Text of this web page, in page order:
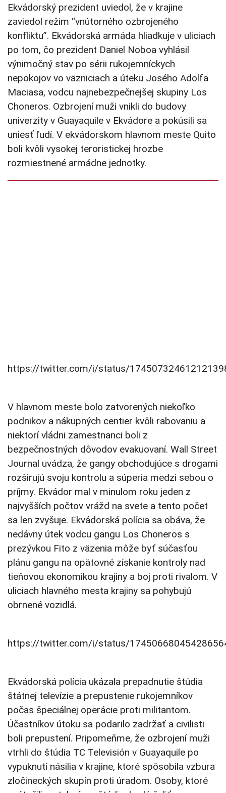
Ekvádorský prezident uviedol, že v krajine
zaviedol režim “vnútorného ozbrojeného
konfliktu”. Ekvádorská armáda hliadkuje v uliciach
po tom, čo prezident Daniel Noboa vyhlásil
výnimočný stav po sérii rukojemníckych
nepokojov vo väzniciach a úteku Josého Adolfa
Maciasa, vodcu najnebezpečnejšej skupiny Los
Choneros. Ozbrojení muži vnikli do budovy
univerzity v Guayaquile v Ekvádore a pokúsili sa
uniesť ľudí. V ekvádorskom hlavnom meste Quito
boli kvôli vysokej teroristickej hrozbe
rozmiestnené armádne jednotky.
https://twitter.com/i/status/
V hlavnom meste bolo zatvorených niekoľko
podnikov a nákupných centier kvôli rabovaniu a
niektorí vládni zamestnanci boli z
bezpečnostných dôvodov evakuovaní. Wall Street
Journal uvádza, že gangy obchodujúce s drogami
rozširujú svoju kontrolu a súperia medzi sebou o
príjmy. Ekvádor mal v minulom roku jeden z
najvyšších počtov vrážd na svete a tento počet
sa len zvyšuje. Ekvádorská polícia sa obáva, že
nedávny útek vodcu gangu Los Choneros s
prezývkou Fito z väzenia môže byť súčasťou
plánu gangu na opätovné získanie kontroly nad
tieňovou ekonomikou krajiny a boj proti rivalom. V
uliciach hlavného mesta krajiny sa pohybujú
obrnené vozidlá.
https://twitter.com/i/status/
Ekvádorská polícia ukázala prepadnutie štúdia
štátnej televízie a prepustenie rukojemníkov
počas špeciálnej operácie proti militantom.
Účastníkov útoku sa podarilo zadržať a civilisti
boli prepustení. Pripomeňme, že ozbrojení muži
vtrhli do štúdia TC Televisión v Guayaquile po
vypuknutí násilia v krajine, ktoré spôsobila vzbura
zločineckých skupín proti úradom. Osoby, ktoré